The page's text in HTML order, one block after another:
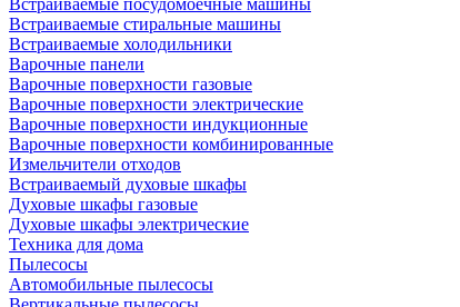
Встраиваемые посудомоечные машины
Встраиваемые стиральные машины
Встраиваемые холодильники
Варочные панели
Варочные поверхности газовые
Варочные поверхности электрические
Варочные поверхности индукционные
Варочные поверхности комбинированные
Измельчители отходов
Встраиваемый духовые шкафы
Духовые шкафы газовые
Духовые шкафы электрические
Техника для дома
Пылесосы
Автомобильные пылесосы